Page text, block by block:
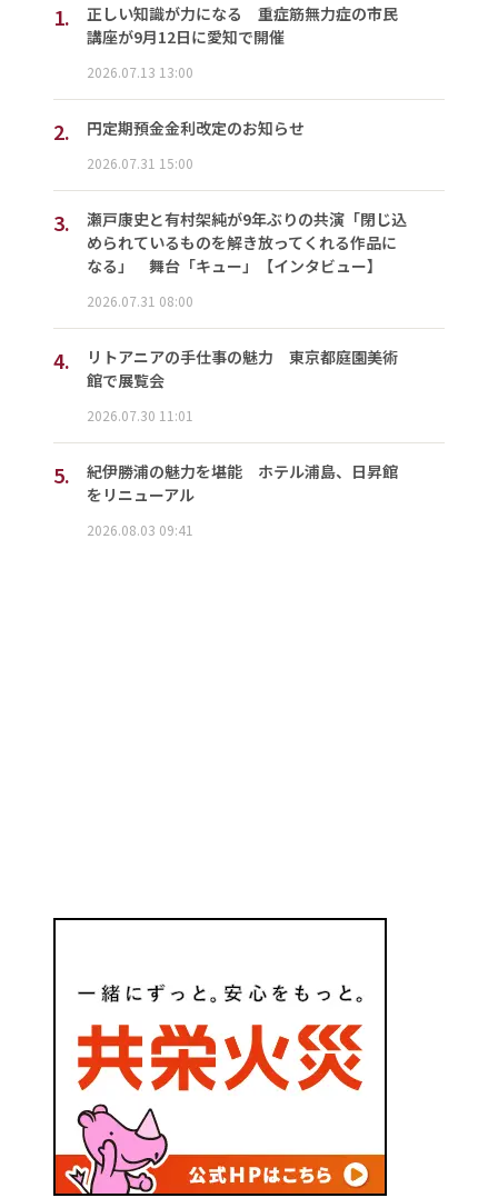
1.
正しい知識が力になる 重症筋無力症の市民
講座が9月12日に愛知で開催
2026.07.13 13:00
2. 円定期預金金利改定のお知らせ
2026.07.31 15:00
3.
瀬戸康史と有村架純が9年ぶりの共演「閉じ込
められているものを解き放ってくれる作品に
なる」 舞台「キュー」【インタビュー】
2026.07.31 08:00
4.
リトアニアの手仕事の魅力 東京都庭園美術
館で展覧会
2026.07.30 11:01
5.
紀伊勝浦の魅力を堪能 ホテル浦島、日昇館
をリニューアル
2026.08.03 09:41